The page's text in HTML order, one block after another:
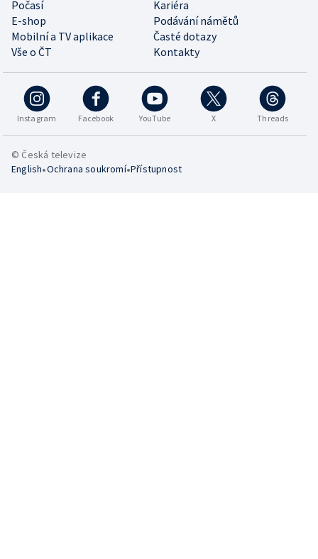
Počasí
Kariéra
E-shop
Podávání námětů
Mobilní a TV aplikace
Časté dotazy
Vše o ČT
Kontakty
Instagram Facebook YouTube X Threads
© Česká televize
English•Ochrana soukromí•Přístupnost